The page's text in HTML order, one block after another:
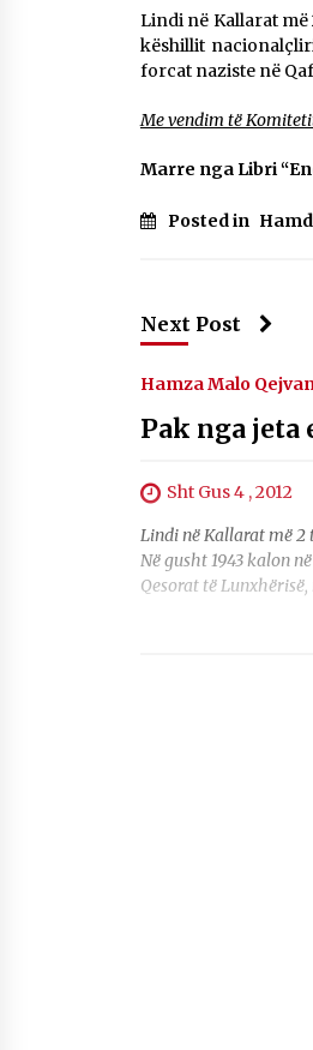
Mbi kockat e
Atdheu
17/10/2025
VENDIT – NGA ÇIZE
Lindi në Kallarat më
këshillit
forcat naziste në
Me vendim të
Marre nga Libri
Posted in
Next Post
Hamza Malo
Pak nga jeta
Sht Gus 4 , 2012
Lindi në Kallarat më 2
Në gusht 1943 kalon
Qesorat të